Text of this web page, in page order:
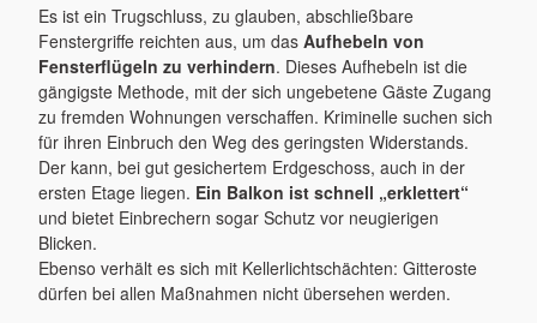
Es ist ein Trugschluss, zu glauben, abschließbare
Fenstergriffe reichten aus, um das Aufhebeln von
Fensterflügeln zu verhindern. Dieses Aufhebeln ist die
gängigste Methode, mit der sich ungebetene Gäste Zugang
zu fremden Wohnungen verschaffen. Kriminelle suchen sich
für ihren Einbruch den Weg des geringsten Widerstands.
Der kann, bei gut gesichertem Erdgeschoss, auch in der
ersten Etage liegen. Ein Balkon ist schnell „erklettert“
und bietet Einbrechern sogar Schutz vor neugierigen
Blicken.
Ebenso verhält es sich mit Kellerlichtschächten: Gitteroste
dürfen bei allen Maßnahmen nicht übersehen werden.